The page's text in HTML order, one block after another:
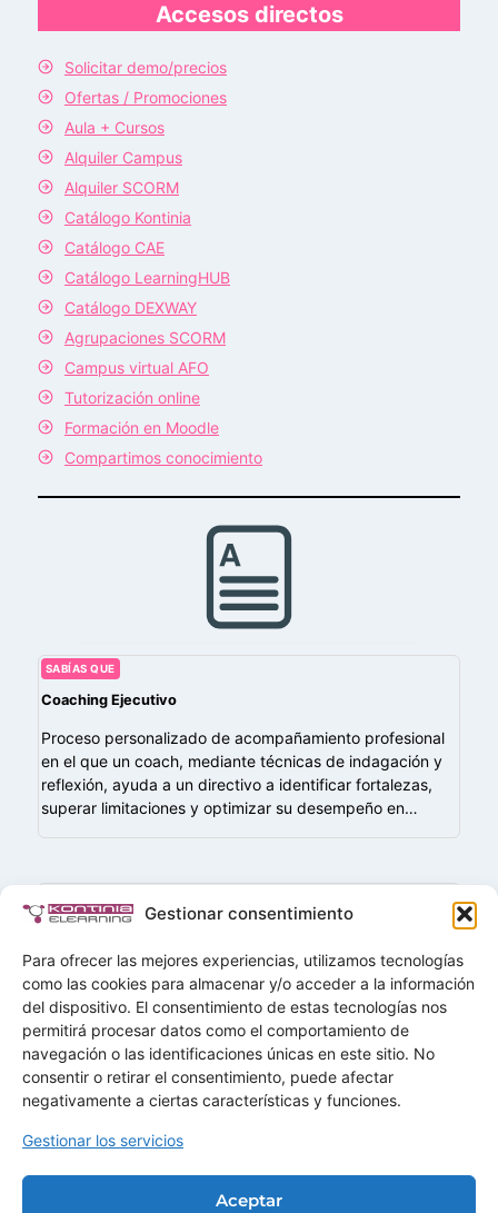
Gestionar consentimiento
Para ofrecer las mejores experiencias, utilizamos tecnologías
como las cookies para almacenar y/o acceder a la información
del dispositivo. El consentimiento de estas tecnologías nos
permitirá procesar datos como el comportamiento de
navegación o las identificaciones únicas en este sitio. No
consentir o retirar el consentimiento, puede afectar
negativamente a ciertas características y funciones.
Gestionar los servicios
Aceptar
Accesos directos
Solicitar demo/precios
Ofertas / Promociones
Aula + Cursos
Alquiler Campus
Alquiler SCORM
Catálogo Kontinia
Catálogo CAE
Catálogo LearningHUB
Catálogo DEXWAY
Agrupaciones SCORM
Campus virtual AFO
Tutorización online
Formación en Moodle
Compartimos conocimiento
SABÍAS QUE
Coaching Ejecutivo
Proceso personalizado de acompañamiento profesional
en el que un coach, mediante técnicas de indagación y
reflexión, ayuda a un directivo a identificar fortalezas,
superar limitaciones y optimizar su desempeño en…
Brainstorming o Torbellino de ideas
Se utiliza en grupos grandes y se utiliza para desarrollar
la creatividad y la participación. Esta técnica consta de
dos fases:
Buscar
Buscar